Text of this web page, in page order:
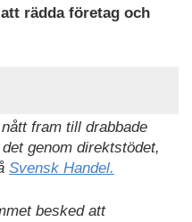
rädda företag och
fram till drabbade
genom direktstödet,
Svensk Handel.
besked att